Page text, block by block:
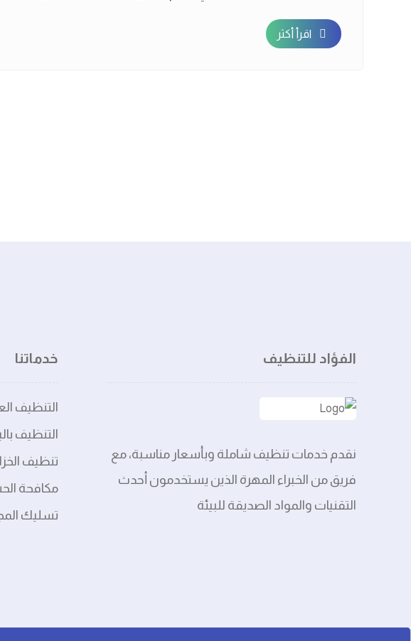
اقرأ أكثر
الفؤاد للتنظيف
نقدم خدمات تنظيف شاملة وبأسعار مناسبة، مع
فريق من الخبراء المهرة الذين يستخدمون أحدث
التقنيات والمواد الصديقة للبيئة
خدماتنا
التنظيف
التنظيف
تنظيف
مكافحة
تسليك